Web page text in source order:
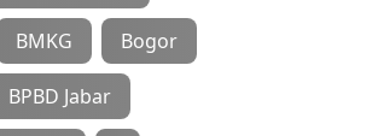
BMKG Bogor
BPBD Jabar